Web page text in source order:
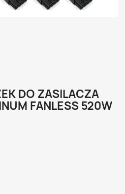
DO ZASILACZA
FANLESS 520W